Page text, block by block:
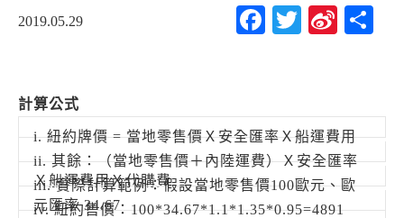
2019.05.29 Facebook
Twitter
Sina
計算公式
i. 紐約牌價 = 當地零售價Ｘ安全匯率Ｘ船運費用
ii. 其餘：（當地零售價＋內陸運費）Ｘ安全匯率
Ｘ船運費用Ｘ代購費
iii. 實際計算範例：假設當地零售價100歐元、歐
元匯率 34.67
iv. 紐約售價：100*34.67*1.1*1.35*0.95=4891